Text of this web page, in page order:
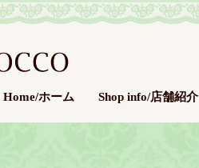
Home/ホーム Shop info/店舗紹介